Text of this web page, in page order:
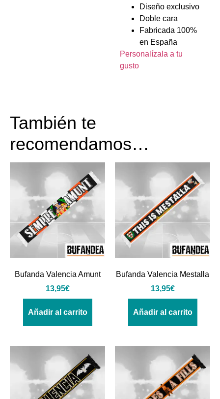
Diseño exclusivo
Doble cara
Fabricada 100%
en España
Personalízala a tu
gusto
También te
recomendamos…
Bufanda Valencia Amunt
13,95€
Añadir al carrito
Bufanda Valencia Mestalla
13,95€
Añadir al carrito